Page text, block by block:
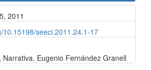
2011
10.15198/seeci.2011.24.1-17
Narrativa, Eugenio Fernández Granell